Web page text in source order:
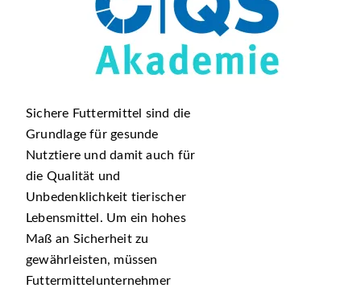
Sichere Futtermittel sind die
Grundlage für gesunde
Nutztiere und damit auch für
die Qualität und
Unbedenklichkeit tierischer
Lebensmittel. Um ein hohes
Maß an Sicherheit zu
gewährleisten, müssen
Futtermittelunternehmer